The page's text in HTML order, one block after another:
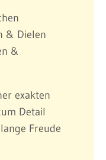
& Dielen
&
exakten
Detail
Freude